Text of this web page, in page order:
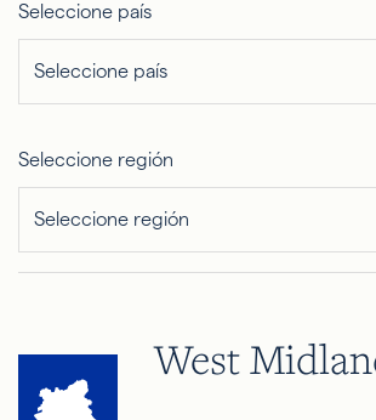
Seleccione país
Seleccione país
Seleccione región
Seleccione región
West